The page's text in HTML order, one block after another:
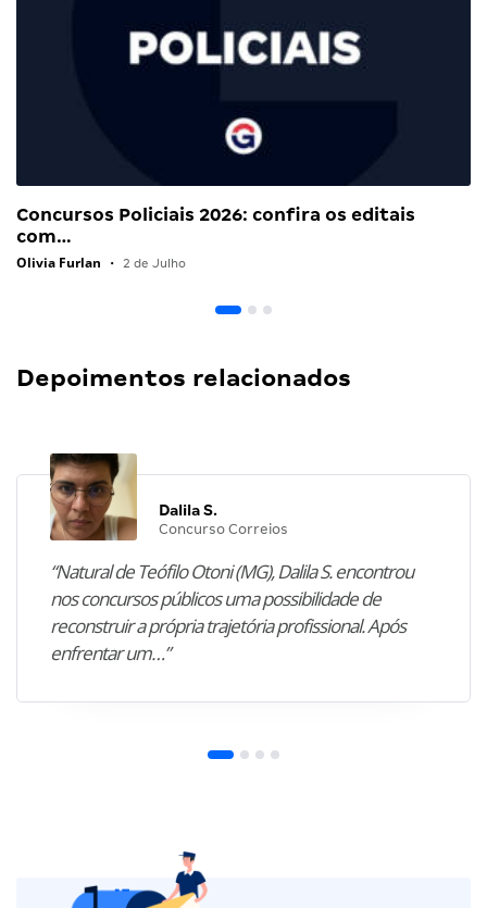
Concursos Policiais 2026: confira os editais
com…
Olivia Furlan • 2 de Julho
Depoimentos relacionados
Dalila S.
Concurso Correios
“Natural de Teófilo Otoni (MG), Dalila S. encontrou
nos concursos públicos uma possibilidade de
reconstruir a própria trajetória profissional. Após
enfrentar um…”